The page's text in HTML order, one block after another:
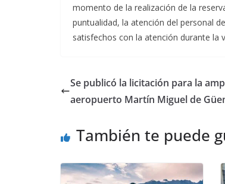
momento de la realización de la
puntualidad, la atención del personal
satisfechos con la atención durante la
Se publicó la licitación para la
aeropuerto Martín Miguel de
También te puede